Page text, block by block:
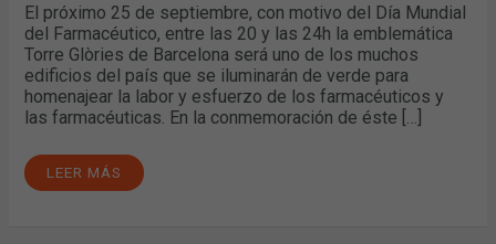
El próximo 25 de septiembre, con motivo del Día Mundial
del Farmacéutico, entre las 20 y las 24h la emblemática
Torre Glòries de Barcelona será uno de los muchos
edificios del país que se iluminarán de verde para
homenajear la labor y esfuerzo de los farmacéuticos y
las farmacéuticas. En la conmemoración de éste […]
LEER MÁS